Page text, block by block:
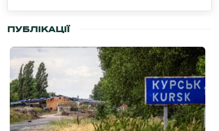
ПУБЛІКАЦІЇ